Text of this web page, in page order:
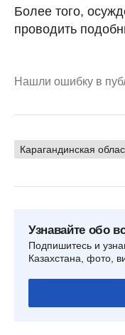
Более того,
проводить
Нашли ошибку в
Карагандинская
Узнавайте обо
Подпишитесь и
Казахстана, фото,